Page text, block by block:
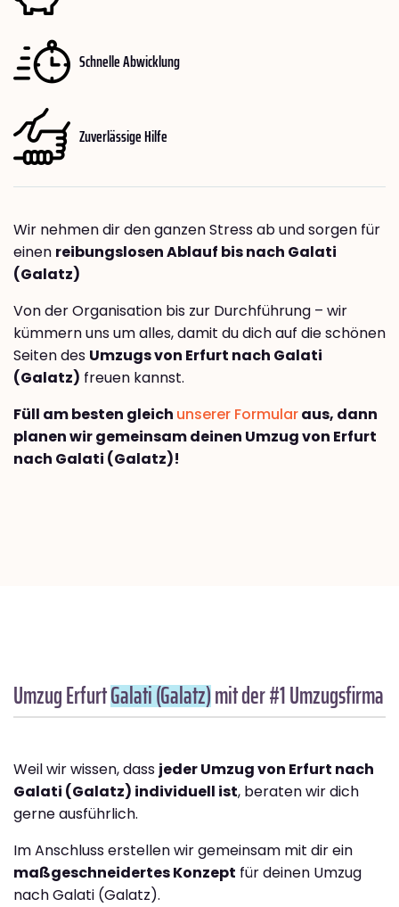
Schnelle Abwicklung
Zuverlässige Hilfe
Wir nehmen dir den ganzen Stress ab und sorgen für
einen reibungslosen Ablauf bis nach Galati
(Galatz)
Von der Organisation bis zur Durchführung – wir
kümmern uns um alles, damit du dich auf die schönen
Seiten des Umzugs von Erfurt nach Galati
(Galatz) freuen kannst.
Füll am besten gleich unserer Formularaus, dann
planen wir gemeinsam deinen Umzug von Erfurt
nach Galati (Galatz)!
Umzug ErfurtGalati (Galatz)mit der #1 Umzugsfirma
Weil wir wissen, dass jeder Umzug von Erfurt nach
Galati (Galatz) individuell ist, beraten wir dich
gerne ausführlich.
Im Anschluss erstellen wir gemeinsam mit dir ein
maßgeschneidertes Konzept für deinen Umzug
nach Galati (Galatz).